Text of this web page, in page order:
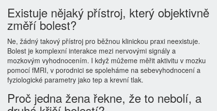
Existuje nějaký přístroj, který objektivně
změří bolest?
Ne, žádný takový přístroj pro běžnou klinickou praxi neexistuje.
Bolest je komplexní interakce mezi nervovými signály a
mozkovým vyhodnocením. I když můžeme měřit aktivitu v mozku
pomocí fMRI, v porodnici se spoleháme na sebevyhodnocení a
fyziologické parametry jako tep a krevní tlak.
Proč jedna žena řekne, že to nebolí, a